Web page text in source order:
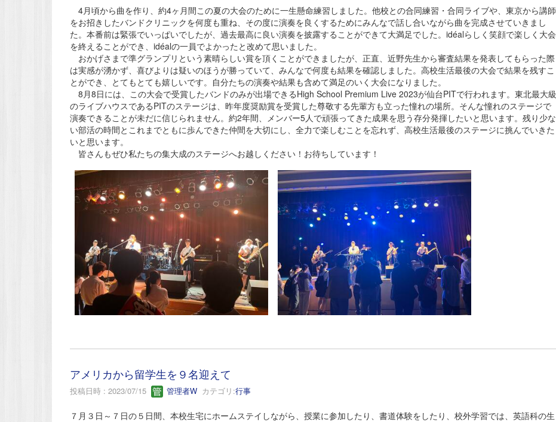
4月頃から曲を作り、約4ヶ月間この夏の大会のために一生懸命練習しました。他校との合同練習・合同ライブや、東京から講師
をお招きしたバンドクリニックを何度も重ね、その度に演奏を良くするためにみんなで話し合いながら曲を完成させていきまし
た。本番前は緊張でいっぱいでしたが、過去最高に良い演奏を披露することができて大満足でした。idéalらしく笑顔で楽しく大会
を終えることができ、idéalの一員でよかったと改めて思いました。
おかげさまで準グランプリという素晴らしい賞を頂くことができましたが、正直、近野先生から審査結果を発表してもらった際
は実感が湧かず、喜びよりは疑いのほうが勝っていて、みんなで何度も結果を確認しました。高校生活最後の大会で結果を残すこ
とができ、とてもとても嬉しいです。自分たちの演奏や結果も含めて満足のいく大会になりました。
8月8日には、この大会で受賞したバンドのみが出場できるHigh School Premium Live 2023が仙台PITで行われます。東北最大級
のライブハウスであるPITのステージは、昨年度奨励賞を受賞した尊敬する先輩方も立った憧れの場所。そんな憧れのステージで
演奏できることが未だに信じられません。約2年間、メンバー5人で頑張ってきた成果を思う存分発揮したいと思います。残り少な
い部活の時間とこれまでともに歩んできた仲間を大切にし、全力で楽しむことを忘れず、高校生活最後のステージに挑んでいきた
いと思います。
皆さんもぜひ私たちの集大成のステージへお越しください！お待ちしています！
アメリカから留学生を９名迎えて
投稿日時 : 2023/07/15 管理者W カテゴリ:行事
７月３日～７日の５日間、本校生宅にホームステイしながら、授業に参加したり、書道体験をしたり、校外学習では、英語科の生